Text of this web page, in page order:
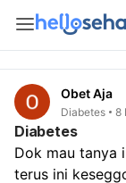
Obet Aja
Diabetes 8
Diabetes
Dok mau tanya
terus ini